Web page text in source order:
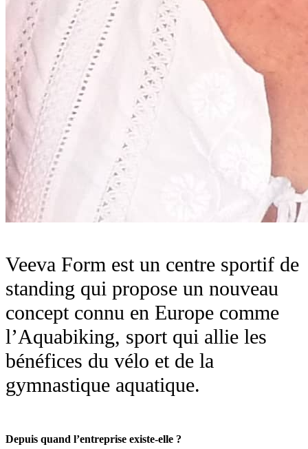
Veeva Form est un centre sportif de
standing qui propose un nouveau
concept connu en Europe comme
l’Aquabiking, sport qui allie les
bénéfices du vélo et de la
gymnastique aquatique.
Depuis quand l’entreprise existe-elle ?